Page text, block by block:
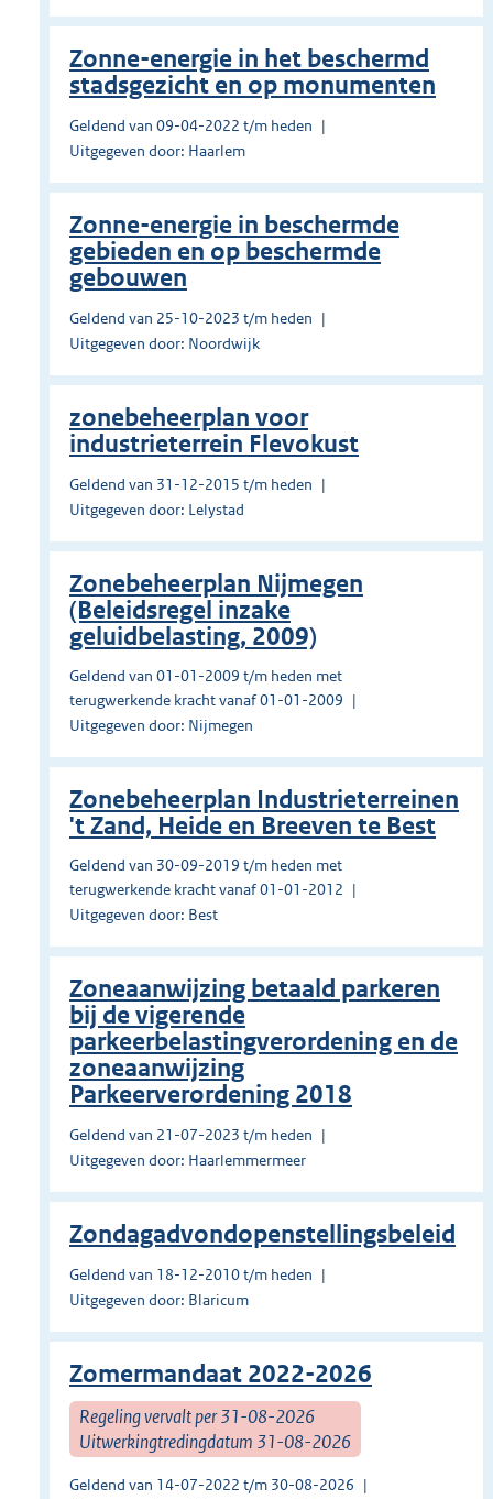
Zonne-energie in het beschermd
stadsgezicht en op monumenten
Geldend van 09-04-2022 t/m heden
Uitgegeven door: Haarlem
Zonne-energie in beschermde
gebieden en op beschermde
gebouwen
Geldend van 25-10-2023 t/m heden
Uitgegeven door: Noordwijk
zonebeheerplan voor
industrieterrein Flevokust
Geldend van 31-12-2015 t/m heden
Uitgegeven door: Lelystad
Zonebeheerplan Nijmegen
(Beleidsregel inzake
geluidbelasting, 2009)
Geldend van 01-01-2009 t/m heden met
terugwerkende kracht vanaf 01-01-2009
Uitgegeven door: Nijmegen
Zonebeheerplan Industrieterreinen
't Zand, Heide en Breeven te Best
Geldend van 30-09-2019 t/m heden met
terugwerkende kracht vanaf 01-01-2012
Uitgegeven door: Best
Zoneaanwijzing betaald parkeren
bij de vigerende
parkeerbelastingverordening en de
zoneaanwijzing
Parkeerverordening 2018
Geldend van 21-07-2023 t/m heden
Uitgegeven door: Haarlemmermeer
Zondagadvondopenstellingsbeleid
Geldend van 18-12-2010 t/m heden
Uitgegeven door: Blaricum
Zomermandaat 2022-2026
Regeling vervalt per 31-08-2026
Uitwerkingtredingdatum 31-08-2026
Geldend van 14-07-2022 t/m 30-08-2026